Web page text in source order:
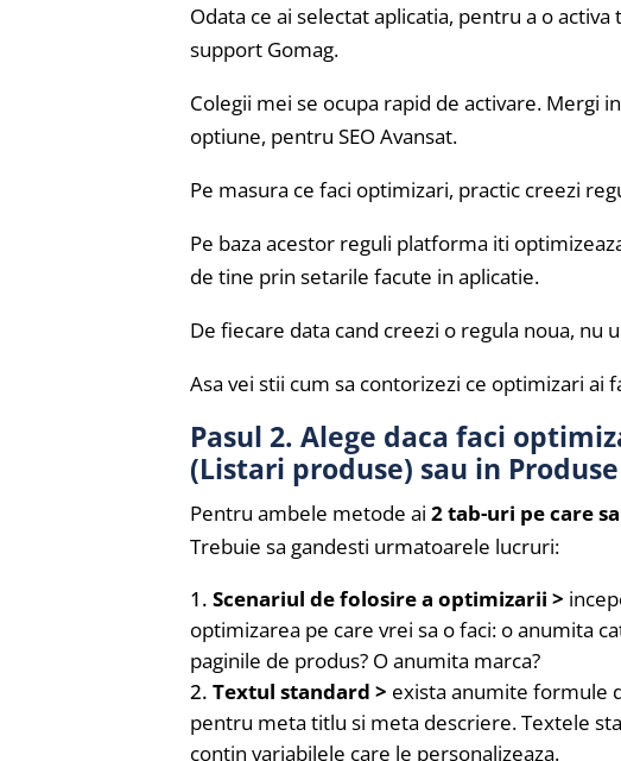
Odata ce ai selectat aplicatia, pentru a o
support Gomag.
Colegii mei se ocupa rapid de activare. Mergi
optiune, pentru SEO Avansat.
Pe masura ce faci optimizari, practic creezi
Pe baza acestor reguli platforma iti
de tine prin setarile facute in aplicatie.
De fiecare data cand creezi o regula noua, nu
Asa vei stii cum sa contorizezi ce optimizari ai
Pasul 2. Alege daca faci
(Listari produse) sau in
Pentru ambele metode ai 2 tab-uri pe care
Trebuie sa gandesti urmatoarele lucruri:
Scenariul de folosire a optimizarii >
optimizarea pe care vrei sa o faci: o anumita
paginile de produs? O anumita marca?
Textul standard > exista anumite formule
pentru meta titlu si meta descriere. Textele
contin variabilele care le personalizeaza.